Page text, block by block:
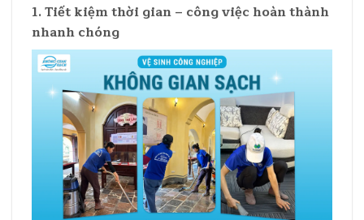
1. Tiết kiệm thời gian – công việc hoàn thành
nhanh chóng